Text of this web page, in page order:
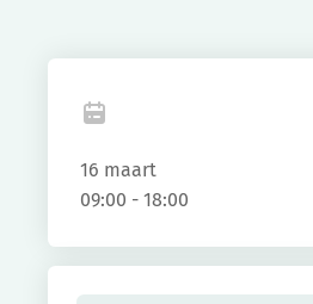
16 maart
09:00 - 18:00